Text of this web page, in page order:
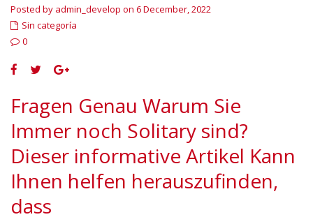
Posted by admin_develop on 6 December, 2022
Sin categoría
0
Fragen Genau Warum Sie
Immer noch Solitary sind?
Dieser informative Artikel Kann
Ihnen helfen herauszufinden,
dass